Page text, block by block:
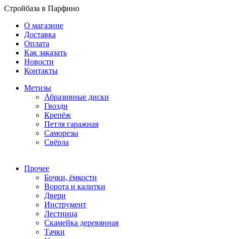
Стройбаза в Парфино
О магазине
Доставка
Оплата
Как заказать
Новости
Контакты
Метизы
Абразивные диски
Гвозди
Крепёж
Петля гаражная
Саморезы
Свёрла
Прочее
Бочки, ёмкости
Ворота и калитки
Двери
Инструмент
Лестница
Скамейка деревянная
Тачки